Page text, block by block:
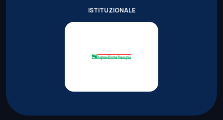
ISTITUZIONALE